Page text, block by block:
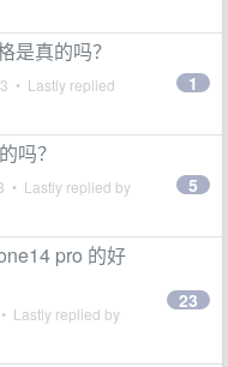
是真的吗？
• Lastly replied
1
吗？
• Lastly replied by 5
pro 的好
• Lastly replied by
23